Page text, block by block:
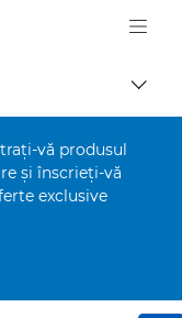
Logo, back to
vă produsul
şi înscrieţi-vă
exclusive